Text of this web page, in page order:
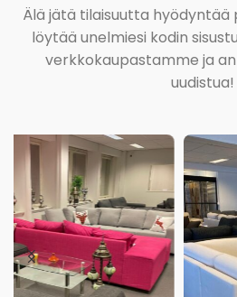
Älä jätä tilaisuutta hyödyntää
löytää unelmiesi kodin
verkkokaupastamme ja
uudistua!